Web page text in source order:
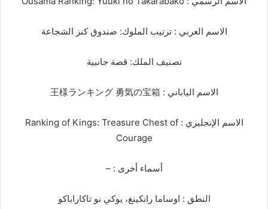
الاسم العربي : ترتيب الملوك: صندوق كنز الشجاعة
تصنيف الملك: قصة جانبية
الاسم الياباني : 王様ランキング 勇気の宝箱
الاسم الإنجليزي : Ranking of Kings: Treasure Chest of
Courage
أسماء أخرى : –
النطق : اوساما رانكينغ، يوكي نو تاكاراباكو